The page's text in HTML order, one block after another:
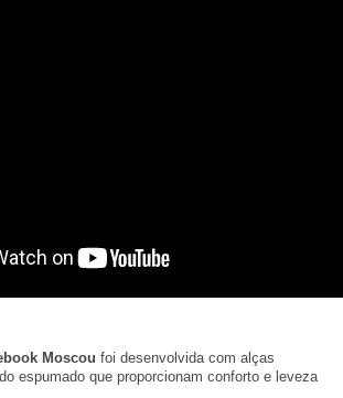
Moscou foi desenvolvida com alças
espumado que proporcionam conforto e leveza